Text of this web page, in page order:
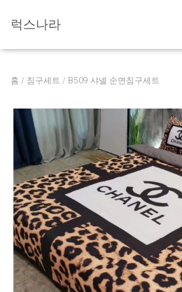
럭스나라
홈 / 침구세트 / B509 샤넬 순면침구세트